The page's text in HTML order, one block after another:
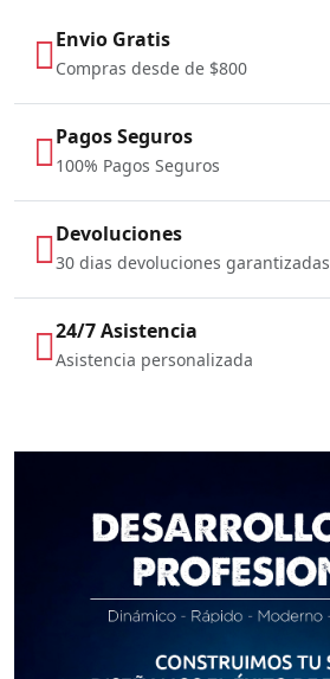
Envio Gratis
Compras desde de $800
Pagos Seguros
100% Pagos Seguros
Devoluciones
30 dias devoluciones garantizadas
24/7 Asistencia
Asistencia personalizada